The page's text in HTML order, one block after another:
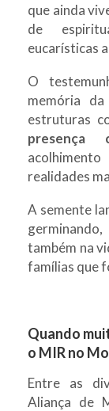
que ainda
de
eucarísticas
O
memória
estruturas
presença
realidades
A semente
também na
famílias que
Quando
o MIR no
Entre as
Aliança de